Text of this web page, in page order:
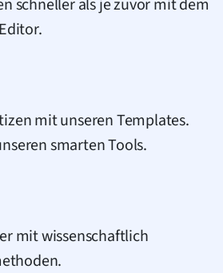
schneller als je zuvor mit dem
mit unseren Templates.
smarten Tools.
mit wissenschaftlich